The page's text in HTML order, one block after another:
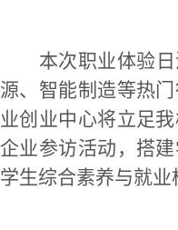
本次职业体验
源、智能制造等热
业创业中心将立足
企业参访活动，搭
学生综合素养与就